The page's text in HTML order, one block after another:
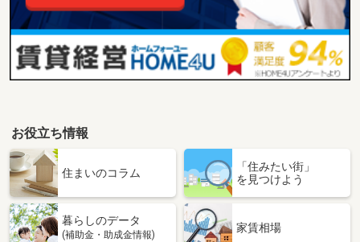
お役立ち情報
住まいのコラム
「住みたい街」
を見つけよう
暮らしのデータ
(補助金・助成金情報)
家賃相場